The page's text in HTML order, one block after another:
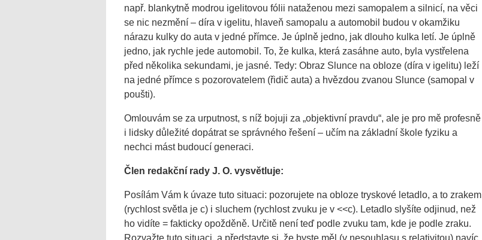
např. blankytně modrou igelitovou fólii nataženou mezi samopalem a silnicí, na věci
se nic nezmění – díra v igelitu, hlaveň samopalu a automobil budou v okamžiku
nárazu kulky do auta v jedné přímce. Je úplně jedno, jak dlouho kulka letí. Je úplně
jedno, jak rychle jede automobil. To, že kulka, která zasáhne auto, byla vystřelena
před několika sekundami, je jasné. Tedy: Obraz Slunce na obloze (díra v igelitu) leží
na jedné přímce s pozorovatelem (řidič auta) a hvězdou zvanou Slunce (samopal v
poušti).
Omlouvám se za urputnost, s níž bojuji za „objektivní pravdu“, ale je pro mě profesně
i lidsky důležité dopátrat se správného řešení – učím na základní škole fyziku a
nechci mást budoucí generaci.
Člen redakční rady J. O. vysvětluje:
Posílám Vám k úvaze tuto situaci: pozorujete na obloze tryskové letadlo, a to zrakem
(rychlost světla je c) i sluchem (rychlost zvuku je v <<c). Letadlo slyšíte odjinud, než
ho vidíte = fakticky opožděně. Určitě není teď podle zvuku tam, kde je podle zraku.